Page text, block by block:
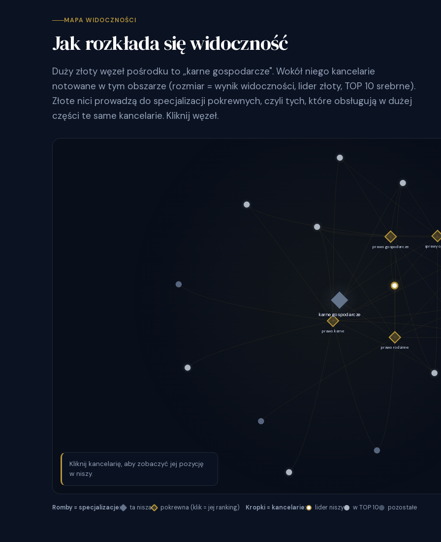
MAPA WIDOCZNOŚCI
Jak rozkłada się widoczność
Duży złoty węzeł pośrodku to „karne gospodarcze". Wokół niego kancelarie
notowane w tym obszarze (rozmiar = wynik widoczności, lider złoty, TOP 10 srebrne).
Złote nici prowadzą do specjalizacji pokrewnych, czyli tych, które obsługują w dużej
części te same kancelarie. Kliknij węzeł.
Kliknij kancelarię, aby zobaczyć jej pozycję
w niszy.
Romby = specjalizacje: ta nisza pokrewna (klik = jej ranking) Kropki = kancelarie: lider niszy w TOP 10 pozostałe